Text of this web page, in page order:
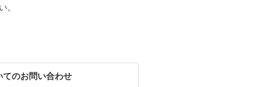
。
てのお問い合わせ